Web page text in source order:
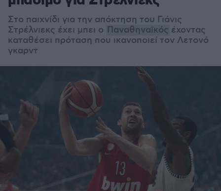
Στο παιχνίδι για την απόκτηση του Γιάνις
Στρέλνιεκς έχει μπει ο Παναθηναϊκός έχοντας
καταθέσει πρόταση που ικανοποιεί τον Λετονό
γκαρντ